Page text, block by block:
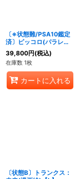
〔※状態難/PSA10鑑定
済〕ピッコロ(パラレル/
漫画絵)【SR☆】
{SB02-043}
39,800円(税込)
在庫数 1枚
カートに入れる
〔状態B〕トランクス：